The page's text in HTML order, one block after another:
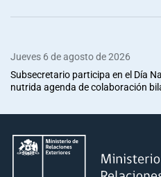
Jueves 6 de agosto de 2026
Subsecretario participa en el Día
nutrida agenda de colaboración